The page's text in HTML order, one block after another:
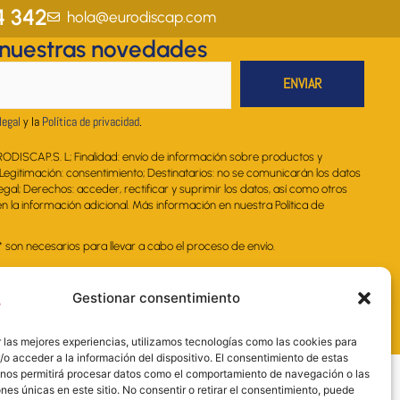
Gestionar consentimiento
las mejores experiencias, utilizamos tecnologías como las cookies para
o acceder a la información del dispositivo. El consentimiento de estas
permitirá procesar datos como el comportamiento de navegación o las
únicas en este sitio. No consentir o retirar el consentimiento, puede
a
g
r
b
o
o
e
d
i
b
e
a
p
342 hola@eurodiscap.com
novedades
y la Política de privacidad.
L; Finalidad: envío de información sobre productos y
consentimiento; Destinatarios: no se comunicarán los datos
Derechos: acceder, rectificar y suprimir los datos, así como otros
la información adicional. Más información en nuestra Política de
necesarios para llevar a cabo el proceso de envío.